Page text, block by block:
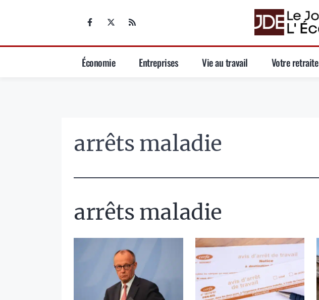
Économie Entreprises Vie au travail Votre retraite
arrêts maladie
arrêts maladie